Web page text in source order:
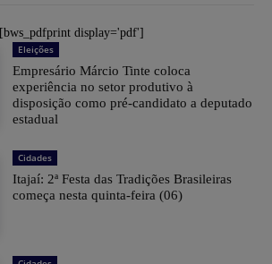
[bws_pdfprint display='pdf']
Eleições
Empresário Márcio Tinte coloca
experiência no setor produtivo à
disposição como pré-candidato a deputado
estadual
Cidades
​Itajaí: 2ª Festa das Tradições Brasileiras
começa nesta quinta-feira (06)